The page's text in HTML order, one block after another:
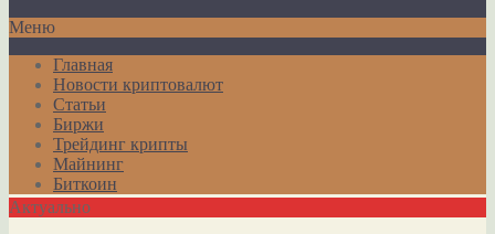
Меню
Главная
Новости криптовалют
Статьи
Биржи
Трейдинг крипты
Майнинг
Биткоин
Актуально